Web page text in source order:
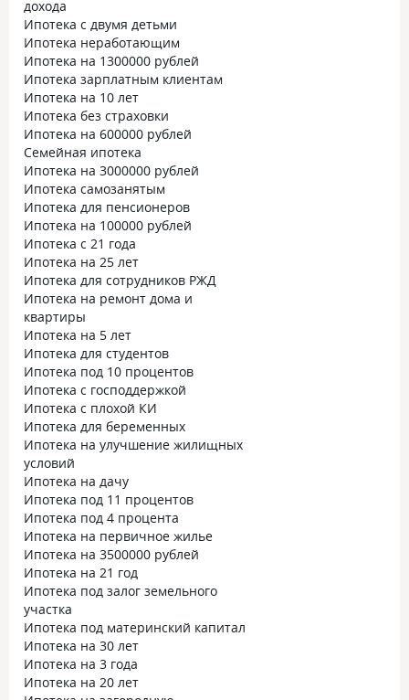
дохода
Ипотека с двумя детьми
Ипотека неработающим
Ипотека на 1300000 рублей
Ипотека зарплатным клиентам
Ипотека на 10 лет
Ипотека без страховки
Ипотека на 600000 рублей
Семейная ипотека
Ипотека на 3000000 рублей
Ипотека самозанятым
Ипотека для пенсионеров
Ипотека на 100000 рублей
Ипотека с 21 года
Ипотека на 25 лет
Ипотека для сотрудников РЖД
Ипотека на ремонт дома и
квартиры
Ипотека на 5 лет
Ипотека для студентов
Ипотека под 10 процентов
Ипотека с господдержкой
Ипотека с плохой КИ
Ипотека для беременных
Ипотека на улучшение жилищных
условий
Ипотека на дачу
Ипотека под 11 процентов
Ипотека под 4 процента
Ипотека на первичное жилье
Ипотека на 3500000 рублей
Ипотека на 21 год
Ипотека под залог земельного
участка
Ипотека под материнский капитал
Ипотека на 30 лет
Ипотека на 3 года
Ипотека на 20 лет